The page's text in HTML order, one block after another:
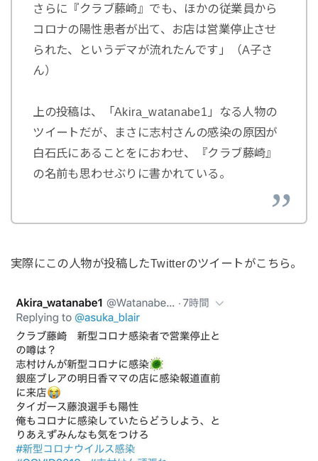
さらに『クラブ藤崎』でも、ほかの従業員から
コロナの陽性患者が出て、お店は営業停止させ
られた、というデマが流れたんです」（A子さ
ん）
上の投稿は、「Akira_watanabe1」なる人物の
ツイートだが、まさに志村さんの感染の原因が
白石氏にあることをにおわせ、『クラブ藤崎』
の名前も思わせぶりに書かれている。
実際にこの人物が投稿したTwitterのツイートがこちら。